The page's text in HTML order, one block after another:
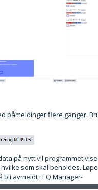
påmeldinger flere ganger.
på nytt vil programmet
som skal beholdes.
bli avmeldt i EQ Manager-